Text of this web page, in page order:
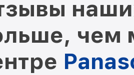
чем